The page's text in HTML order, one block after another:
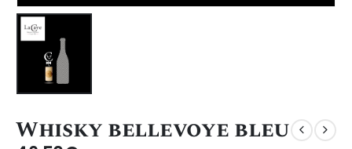
Whisky bellevoye bleu